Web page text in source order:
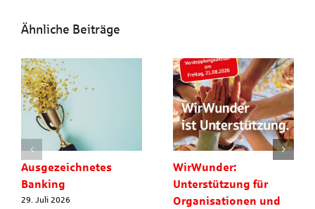
Ähnliche Beiträge
Ausgezeichnetes
Banking
29. Juli 2026
WirWunder:
Unterstützung für
Organisationen und